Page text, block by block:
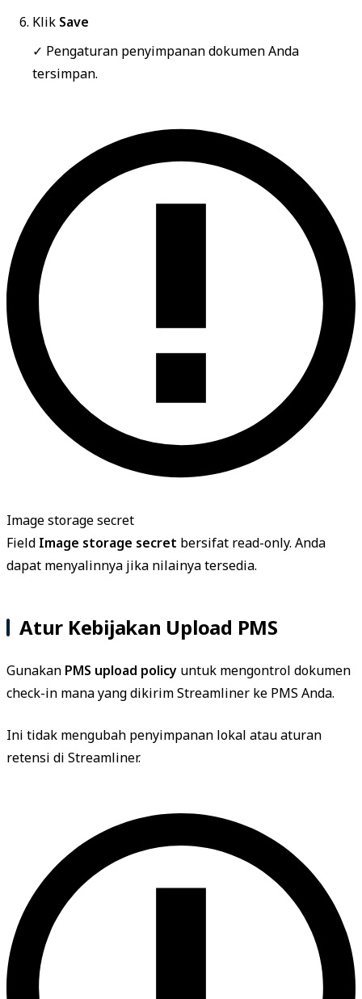
Klik Save
✓ Pengaturan penyimpanan dokumen Anda
tersimpan.
Image storage secret
Field Image storage secret bersifat read-only. Anda
dapat menyalinnya jika nilainya tersedia.
Atur Kebijakan Upload PMS
Gunakan PMS upload policy untuk mengontrol dokumen
check-in mana yang dikirim Streamliner ke PMS Anda.
Ini tidak mengubah penyimpanan lokal atau aturan
retensi di Streamliner.